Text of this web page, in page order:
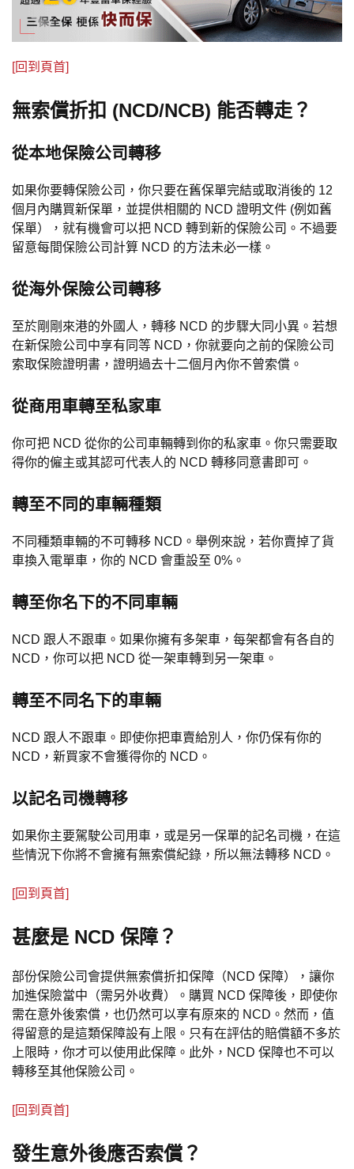
[回到頁首]
無索償折扣 (NCD/NCB) 能否轉走？
從本地保險公司轉移
如果你要轉保險公司，你只要在舊保單完結或取消後的 12
個月內購買新保單，並提供相關的 NCD 證明文件 (例如舊
保單），就有機會可以把 NCD 轉到新的保險公司。不過要
留意每間保險公司計算 NCD 的方法未必一樣。
從海外保險公司轉移
至於剛剛來港的外國人，轉移 NCD 的步驟大同小異。若想
在新保險公司中享有同等 NCD，你就要向之前的保險公司
索取保險證明書，證明過去十二個月內你不曾索償。
從商用車轉至私家車
你可把 NCD 從你的公司車輛轉到你的私家車。你只需要取
得你的僱主或其認可代表人的 NCD 轉移同意書即可。
轉至不同的車輛種類
不同種類車輛的不可轉移 NCD。舉例來說，若你賣掉了貨
車換入電單車，你的 NCD 會重設至 0%。
轉至你名下的不同車輛
NCD 跟人不跟車。如果你擁有多架車，每架都會有各自的
NCD，你可以把 NCD 從一架車轉到另一架車。
轉至不同名下的車輛
NCD 跟人不跟車。即使你把車賣給別人，你仍保有你的
NCD，新買家不會獲得你的 NCD。
以記名司機轉移
如果你主要駕駛公司用車，或是另一保單的記名司機，在這
些情況下你將不會擁有無索償紀錄，所以無法轉移 NCD。
[回到頁首]
甚麼是 NCD 保障？
部份保險公司會提供無索償折扣保障（NCD 保障），讓你
加進保險當中（需另外收費）。購買 NCD 保障後，即使你
需在意外後索償，也仍然可以享有原來的 NCD。然而，值
得留意的是這類保障設有上限。只有在評估的賠償額不多於
上限時，你才可以使用此保障。此外，NCD 保障也不可以
轉移至其他保險公司。
[回到頁首]
發生意外後應否索償？